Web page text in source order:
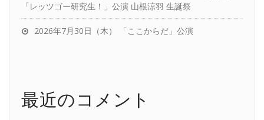
「レッツゴー研究生！」公演 山根涼羽 生誕祭
2026年7月30日（木） 「ここからだ」公演
最近のコメント